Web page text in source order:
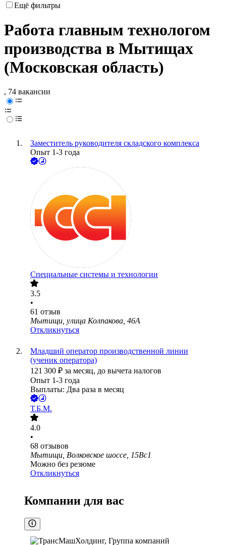
Ещё фильтры
Работа главным технологом
производства в Мытищах
(Московская область)
, 74 вакансии
Заместитель руководителя складского комплекса
Опыт 1-3 года
Специальные системы и технологии
3.5
•
61 отзыв
Мытищи, улица Колпакова, 46А
Откликнуться
Младший оператор производственной линии
(ученик оператора)
121 300 ₽ за месяц, до вычета налогов
Опыт 1-3 года
Выплаты: Два раза в месяц
Т.Б.М.
4.0
•
68 отзывов
Мытищи, Волковское шоссе, 15Вс1
Можно без резюме
Откликнуться
Компании для вас